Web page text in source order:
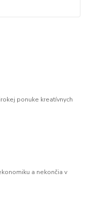
ponuke kreatívnych
a nekončia v